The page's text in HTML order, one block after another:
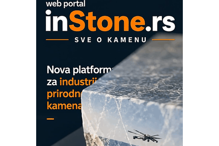
Proizvodnja iC7 Hybrid 1500 VDC
mrežnog pretvarača sa tečnim
hlađenjem
COMBYPACK
EVOKS Maintenance Management